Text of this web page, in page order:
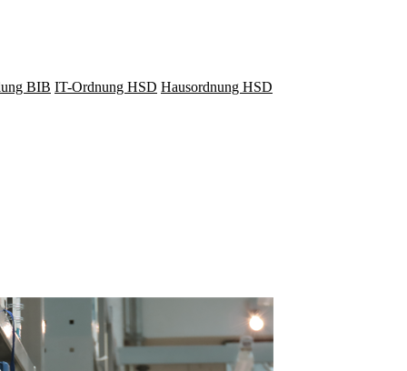
BIB IT-Ordnung HSD Hausordnung HSD